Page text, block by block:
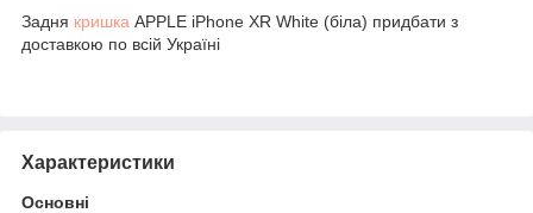
Задня кришка APPLE iPhone XR White (біла) придбати з
доставкою по всій Україні
Характеристики
Основні